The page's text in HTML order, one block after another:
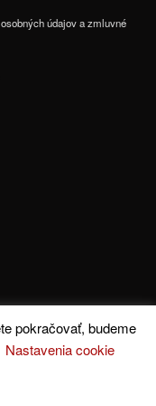
údajov a zmluvné
pokračovať, budeme
Nastavenia cookie